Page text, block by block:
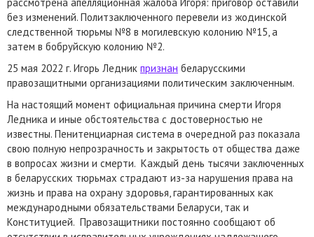
без изменений. Политзаключенного перевели из жодинской
следственной тюрьмы №8 в могилевскую колонию №15, а
затем в бобруйскую колонию №2.
25 мая 2022 г. Игорь Ледник признан беларусскими
правозащитными организациями политическим заключенным.
На настоящий момент официальная причина смерти Игоря
Ледника и иные обстоятельства с достоверностью не
известны. Пенитенциарная система в очередной раз показала
свою полную непрозрачность и закрытость от общества даже
в вопросах жизни и смерти. Каждый день тысячи заключенных
в беларусских тюрьмах страдают из-за нарушения права на
жизнь и права на охрану здоровья, гарантированных как
международными обязательствами Беларуси, так и
Конституцией. Правозащитники постоянно сообщают об